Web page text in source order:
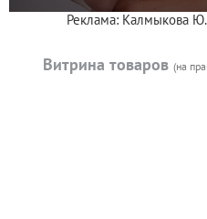
Реклама: Калмыкова
Витрина товаров (на